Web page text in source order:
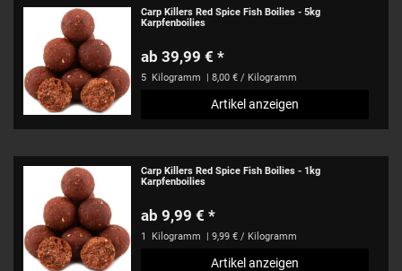
Carp Killers Red Spice Fish Boilies - 5kg
Karpfenboilies
ab 39,99 € *
5 Kilogramm | 8,00 € / Kilogramm
Artikel anzeigen
Carp Killers Red Spice Fish Boilies - 1kg
Karpfenboilies
ab 9,99 € *
1 Kilogramm | 9,99 € / Kilogramm
Artikel anzeigen